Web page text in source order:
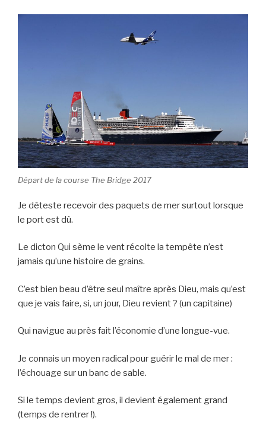
Départ de la course The Bridge 2017
Je déteste recevoir des paquets de mer surtout lorsque
le port est dû.
Le dicton Qui sème le vent récolte la tempête n’est
jamais qu’une histoire de grains.
C’est bien beau d’être seul maître après Dieu, mais qu’est
que je vais faire, si, un jour, Dieu revient ? (un capitaine)
Qui navigue au près fait l’économie d’une longue-vue.
Je connais un moyen radical pour guérir le mal de mer :
l’échouage sur un banc de sable.
Si le temps devient gros, il devient également grand
(temps de rentrer !).